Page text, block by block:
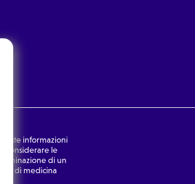
informazioni
considerare le
di un
di medicina